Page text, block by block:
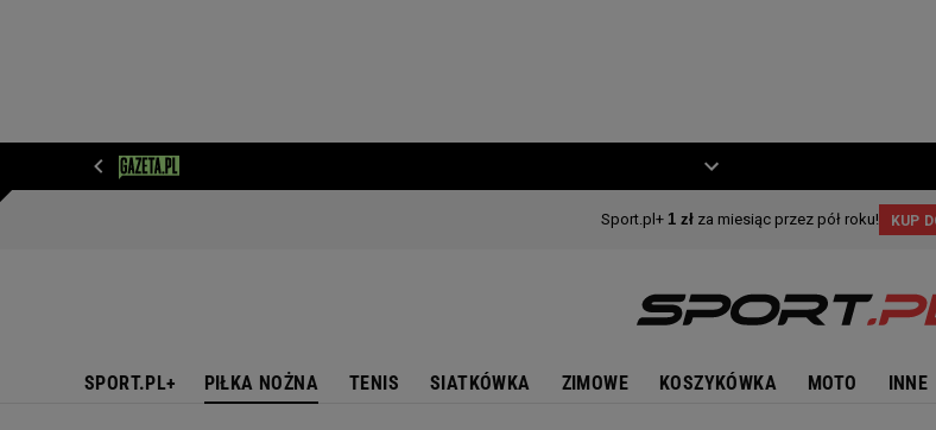
SPORT.PL+ PIŁKA NOŻNA TENIS SIATKÓWKA ZIMOWE KOSZYKÓWKA MOTO INNE